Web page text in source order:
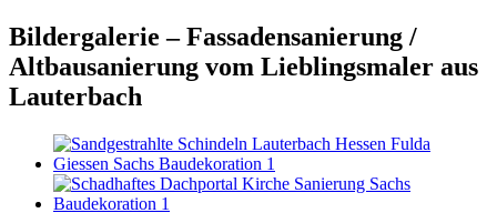
Bildergalerie – Fassadensanierung /
Altbausanierung vom Lieblingsmaler aus
Lauterbach